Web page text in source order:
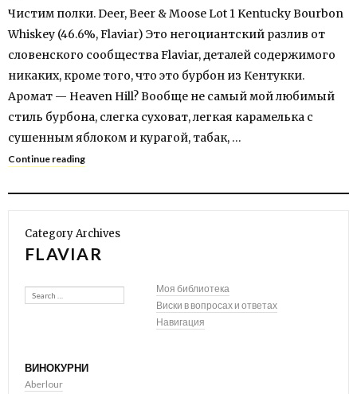
Чистим полки. Deer, Beer & Moose Lot 1 Kentucky Bourbon
Whiskey (46.6%, Flaviar) Это негоциантский разлив от
словенского сообщества Flaviar, деталей содержимого
никаких, кроме того, что это бурбон из Кентукки.
Аромат — Heaven Hill? Вообще не самый мой любимый
стиль бурбона, слегка суховат, легкая карамелька с
сушенным яблоком и курагой, табак, …
Continue reading
Category Archives
FLAVIAR
Search
Моя библиотека
Виски в вопросах и ответах
Навигация
ВИНОКУРНИ
Aberlour